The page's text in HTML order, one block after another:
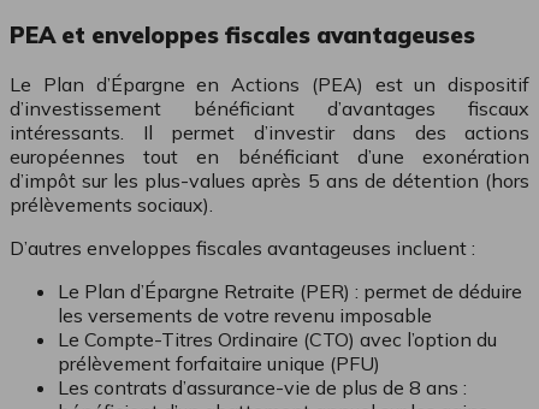
PEA et enveloppes fiscales avantageuses
Le Plan d’Épargne en Actions (PEA) est un dispositif
d’investissement bénéficiant d’avantages fiscaux
intéressants. Il permet d’investir dans des actions
européennes tout en bénéficiant d’une exonération
d’impôt sur les plus-values après 5 ans de détention (hors
prélèvements sociaux).
D’autres enveloppes fiscales avantageuses incluent :
Le Plan d’Épargne Retraite (PER) : permet de déduire
les versements de votre revenu imposable
Le Compte-Titres Ordinaire (CTO) avec l’option du
prélèvement forfaitaire unique (PFU)
Les contrats d’assurance-vie de plus de 8 ans :